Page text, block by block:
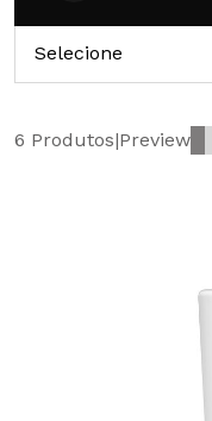
Selecione
6 Produtos|Preview